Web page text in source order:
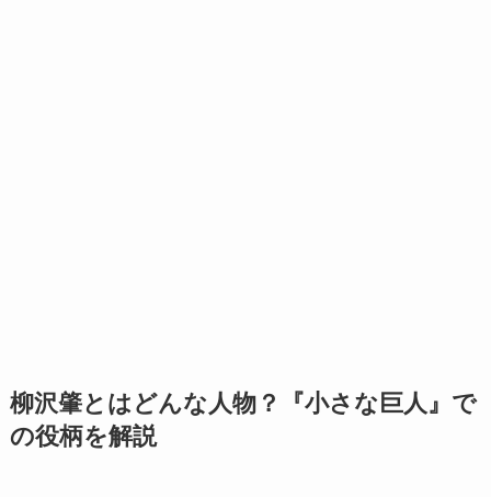
柳沢肇とはどんな人物？『小さな巨人』で
の役柄を解説